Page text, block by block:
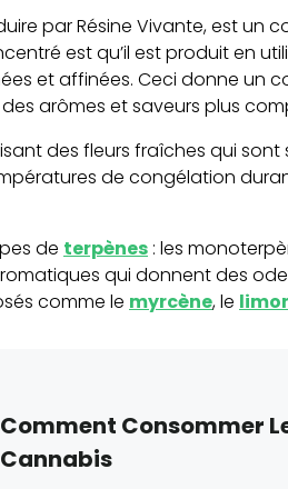
par Résine Vivante, est un
est qu’il est produit en
et affinées. Ceci donne un
arômes et saveurs plus
des fleurs fraîches qui
de congélation
de terpènes : les
qui donnent des
comme le myrcène, le
Comment Consommer
Cannabis